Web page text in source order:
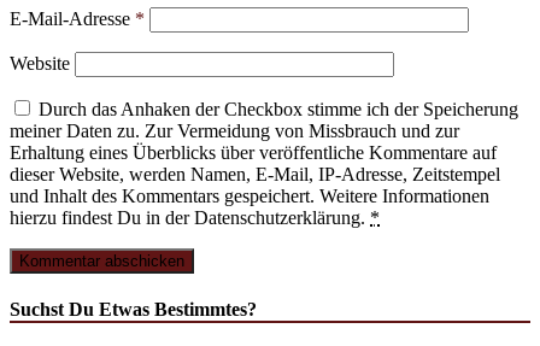
E-Mail-Adresse *
Website
Durch das Anhaken der Checkbox stimme ich der Speicherung
meiner Daten zu. Zur Vermeidung von Missbrauch und zur
Erhaltung eines Überblicks über veröffentliche Kommentare auf
dieser Website, werden Namen, E-Mail, IP-Adresse, Zeitstempel
und Inhalt des Kommentars gespeichert. Weitere Informationen
hierzu findest Du in der Datenschutzerklärung. *
Suchst Du Etwas Bestimmtes?